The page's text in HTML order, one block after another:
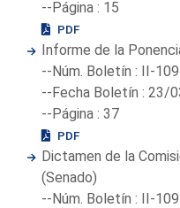
--Página : 15
PDF
Informe de la
--Núm. Boletín : II-
--Fecha Boletín : 23/
--Página : 37
PDF
Dictamen de la
(Senado)
--Núm. Boletín : II-